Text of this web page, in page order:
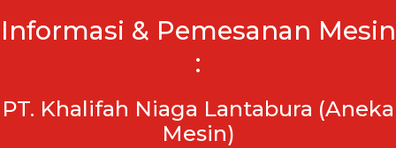
Informasi & Pemesanan Mesin
:
PT. Khalifah Niaga Lantabura (Aneka
Mesin)